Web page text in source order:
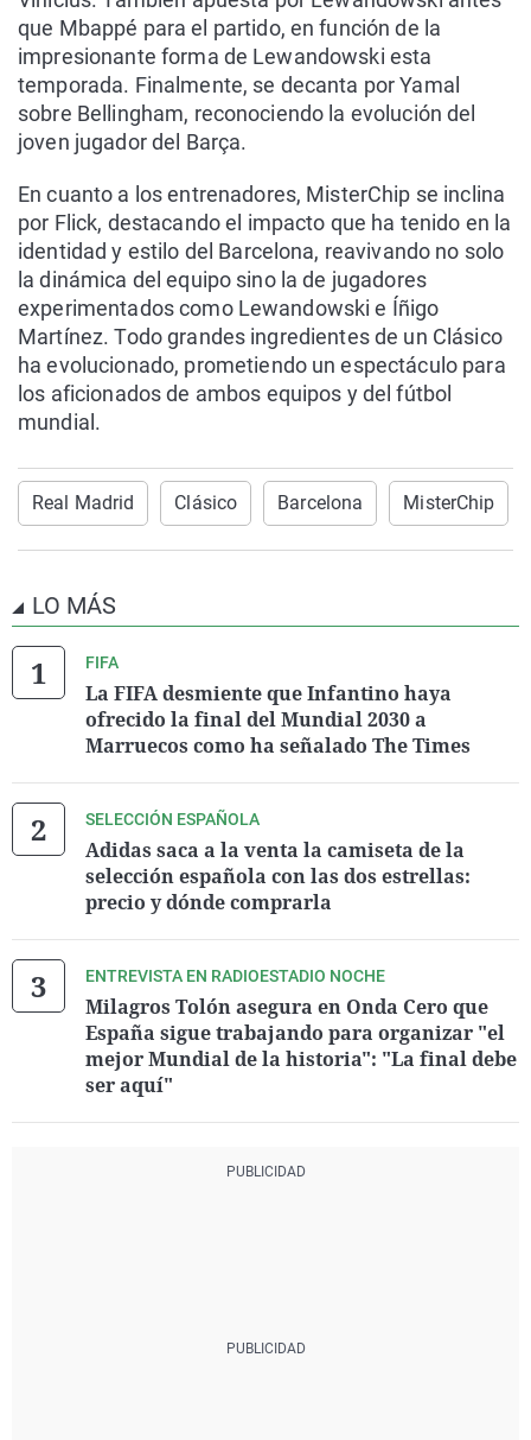
que Mbappé para el partido, en función de la
impresionante forma de Lewandowski esta
temporada. Finalmente, se decanta por Yamal
sobre Bellingham, reconociendo la evolución del
joven jugador del Barça.
En cuanto a los entrenadores, MisterChip se inclina
por Flick, destacando el impacto que ha tenido en la
identidad y estilo del Barcelona, reavivando no solo
la dinámica del equipo sino la de jugadores
experimentados como Lewandowski e Íñigo
Martínez. Todo grandes ingredientes de un Clásico
ha evolucionado, prometiendo un espectáculo para
los aficionados de ambos equipos y del fútbol
mundial.
Real Madrid Clásico Barcelona MisterChip
LO MÁS
FIFA
La FIFA desmiente que Infantino haya
ofrecido la final del Mundial 2030 a
Marruecos como ha señalado The Times
SELECCIÓN ESPAÑOLA
Adidas saca a la venta la camiseta de la
selección española con las dos estrellas:
precio y dónde comprarla
ENTREVISTA EN RADIOESTADIO NOCHE
Milagros Tolón asegura en Onda Cero que
España sigue trabajando para organizar "el
mejor Mundial de la historia": "La final debe
ser aquí"